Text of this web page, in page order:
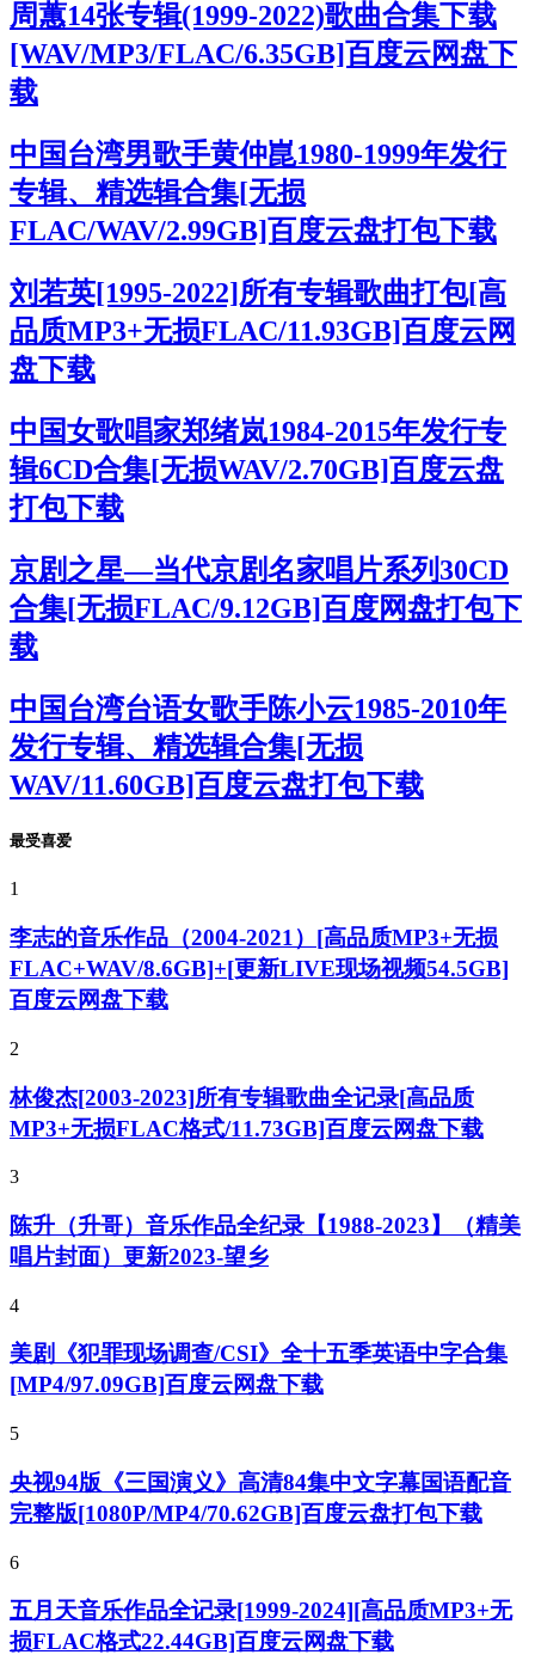
周蕙14张专辑(1999-2022)歌曲合集下载
[WAV/MP3/FLAC/6.35GB]百度云网盘下
载
中国台湾男歌手黄仲崑1980-1999年发行
专辑、精选辑合集[无损
FLAC/WAV/2.99GB]百度云盘打包下载
刘若英[1995-2022]所有专辑歌曲打包[高
品质MP3+无损FLAC/11.93GB]百度云网
盘下载
中国女歌唱家郑绪岚1984-2015年发行专
辑6CD合集[无损WAV/2.70GB]百度云盘
打包下载
京剧之星—当代京剧名家唱片系列30CD
合集[无损FLAC/9.12GB]百度网盘打包下
载
中国台湾台语女歌手陈小云1985-2010年
发行专辑、精选辑合集[无损
WAV/11.60GB]百度云盘打包下载
最受喜爱
1
李志的音乐作品（2004-2021）[高品质MP3+无损
FLAC+WAV/8.6GB]+[更新LIVE现场视频54.5GB]
百度云网盘下载
2
林俊杰[2003-2023]所有专辑歌曲全记录[高品质
MP3+无损FLAC格式/11.73GB]百度云网盘下载
3
陈升（升哥）音乐作品全纪录【1988-2023】（精美
唱片封面）更新2023-望乡
4
美剧《犯罪现场调查/CSI》全十五季英语中字合集
[MP4/97.09GB]百度云网盘下载
5
央视94版《三国演义》高清84集中文字幕国语配音
完整版[1080P/MP4/70.62GB]百度云盘打包下载
6
五月天音乐作品全记录[1999-2024][高品质MP3+无
损FLAC格式22.44GB]百度云网盘下载